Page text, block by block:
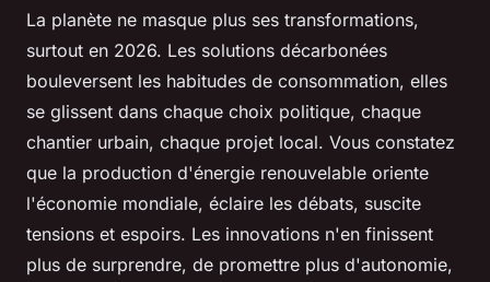
La planète ne masque plus ses transformations,
surtout en 2026. Les solutions décarbonées
bouleversent les habitudes de consommation, elles
se glissent dans chaque choix politique, chaque
chantier urbain, chaque projet local. Vous constatez
que la production d'énergie renouvelable oriente
l'économie mondiale, éclaire les débats, suscite
tensions et espoirs. Les innovations n'en finissent
plus de surprendre, de promettre plus d'autonomie,